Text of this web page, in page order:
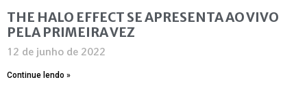
THE HALO EFFECT SE APRESENTA AO VIVO
PELA PRIMEIRA VEZ
12 de junho de 2022
Continue lendo »